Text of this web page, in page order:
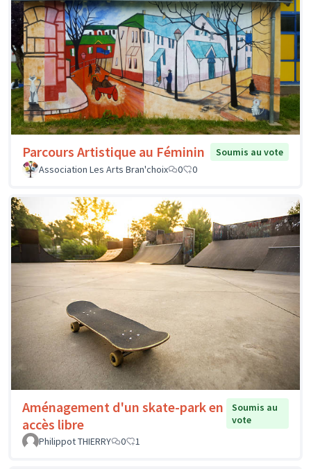
Parcours Artistique au Féminin
Soumis au vote
Association Les Arts Bran'choix
0 0
Aménagement d'un skate-park en
accès libre
Soumis au
vote
Philippot THIERRY
0 1